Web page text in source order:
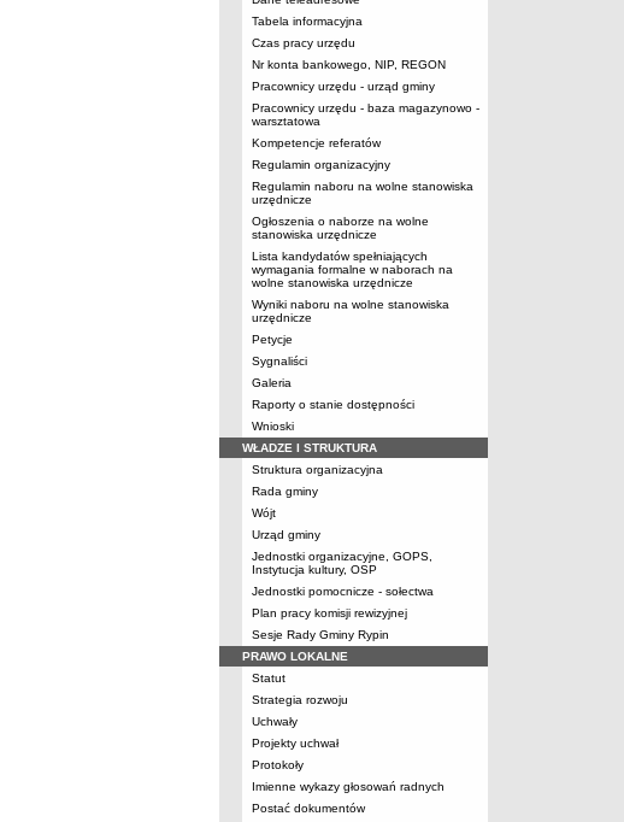
Tabela informacyjna
Czas pracy urzędu
Nr konta bankowego, NIP, REGON
Pracownicy urzędu - urząd gminy
Pracownicy urzędu - baza magazynowo -
warsztatowa
Kompetencje referatów
Regulamin organizacyjny
Regulamin naboru na wolne stanowiska
urzędnicze
Ogłoszenia o naborze na wolne
stanowiska urzędnicze
Lista kandydatów spełniających
wymagania formalne w naborach na
wolne stanowiska urzędnicze
Wyniki naboru na wolne stanowiska
urzędnicze
Petycje
Sygnaliści
Galeria
Raporty o stanie dostępności
Wnioski
WŁADZE I STRUKTURA
Struktura organizacyjna
Rada gminy
Wójt
Urząd gminy
Jednostki organizacyjne, GOPS,
Instytucja kultury, OSP
Jednostki pomocnicze - sołectwa
Plan pracy komisji rewizyjnej
Sesje Rady Gminy Rypin
PRAWO LOKALNE
Statut
Strategia rozwoju
Uchwały
Projekty uchwał
Protokoły
Imienne wykazy głosowań radnych
Postać dokumentów